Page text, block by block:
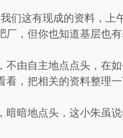
们这有现成的资料，
厂，但你也知道基层也
不由自主地点点头，在
看，把相关的资料整理
暗暗地点头，这小朱虽